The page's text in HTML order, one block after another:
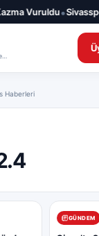
Vuruldu•
Haberleri
GÜNDEM